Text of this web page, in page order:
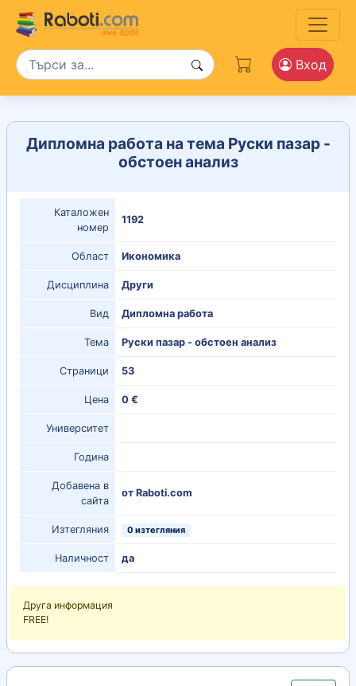
Вход
Дипломна работа на тема Руски пазар -
обстоен анализ
Каталожен
номер
1192
Област Икономика
Дисциплина Други
Вид Дипломна работа
Тема Руски пазар - обстоен анализ
Страници 53
Цена 0 €
Университет
Година
Добавена в
сайта
от Raboti.com
Изтегляния 0 изтегляния
Наличност да
Друга информация
FREE!